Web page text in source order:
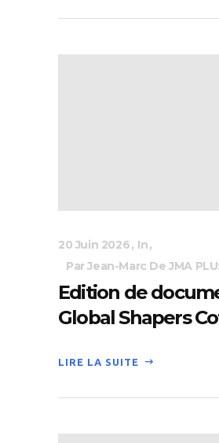
20 Juin 2026
In
Par Jean-Marc De JMA
Edition de
Global Shapers
LIRE LA SUITE